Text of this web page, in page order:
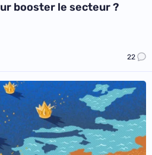
booster le secteur ?
22